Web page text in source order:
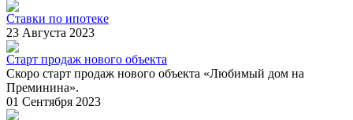
Ставки по ипотеке
23 Августа 2023
Cтарт продаж нового объекта
Скоро старт продаж нового объекта «Любимый дом на
Преминина».
01 Сентября 2023